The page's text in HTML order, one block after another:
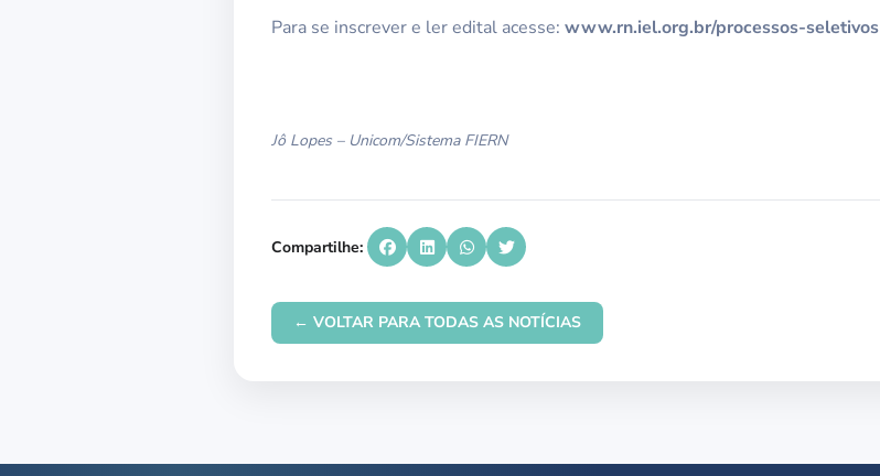
Para se inscrever e ler edital acesse: www.rn.iel.org.br/processos-seletivos
Jô Lopes – Unicom/Sistema FIERN
Compartilhe:
← VOLTAR PARA TODAS AS NOTÍCIAS